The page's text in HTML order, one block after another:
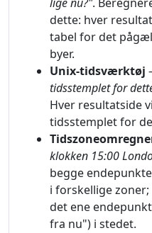
dette: hver
tabel for det
byer.
Unix-tidsværktøj
tidsstemplet for
Hver resultatside
tidsstemplet for
klokken 15:00
begge
i forskellige
det ene
fra nu") i stedet.